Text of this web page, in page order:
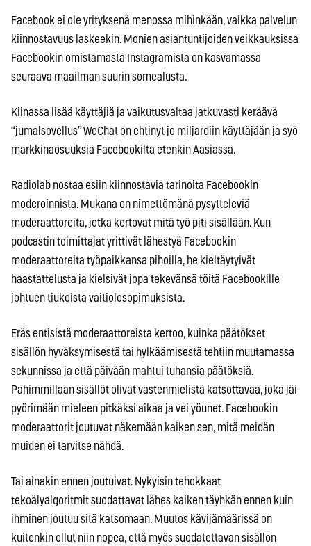
Facebook ei ole yrityksenä menossa mihinkään, vaikka palvelun
kiinnostavuus laskeekin. Monien asiantuntijoiden veikkauksissa
Facebookin omistamasta Instagramista on kasvamassa
seuraava maailman suurin somealusta.
Kiinassa lisää käyttäjiä ja vaikutusvaltaa jatkuvasti keräävä
“jumalsovellus” WeChat on ehtinyt jo miljardiin käyttäjään ja syö
markkinaosuuksia Facebookilta etenkin Aasiassa.
Radiolab nostaa esiin kiinnostavia tarinoita Facebookin
moderoinnista. Mukana on nimettömänä pysytteleviä
moderaattoreita, jotka kertovat mitä työ piti sisällään. Kun
podcastin toimittajat yrittivät lähestyä Facebookin
moderaattoreita työpaikkansa pihoilla, he kieltäytyivät
haastattelusta ja kielsivät jopa tekevänsä töitä Facebookille
johtuen tiukoista vaitiolosopimuksista.
Eräs entisistä moderaattoreista kertoo, kuinka päätökset
sisällön hyväksymisestä tai hylkäämisestä tehtiin muutamassa
sekunnissa ja että päivään mahtui tuhansia päätöksiä.
Pahimmillaan sisällöt olivat vastenmielistä katsottavaa, joka jäi
pyörimään mieleen pitkäksi aikaa ja vei yöunet. Facebookin
moderaattorit joutuvat näkemään kaiken sen, mitä meidän
muiden ei tarvitse nähdä.
Tai ainakin ennen joutuivat. Nykyisin tehokkaat
tekoälyalgoritmit suodattavat lähes kaiken täyhkän ennen kuin
ihminen joutuu sitä katsomaan. Muutos kävijämäärissä on
kuitenkin ollut niin nopea, että myös suodatettavan sisällön